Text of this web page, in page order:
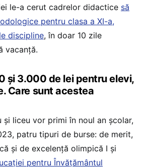
le-a cerut cadrelor didactice să
pentru clasa a XI-a,
discipline, în doar 10 zile
vacanță.
și 3.000 de lei pentru elevi,
Care sunt acestea
și liceu vor primi în noul an școlar,
patru tipuri de burse: de merit,
și de excelență olimpică I și
pentru Învățământul